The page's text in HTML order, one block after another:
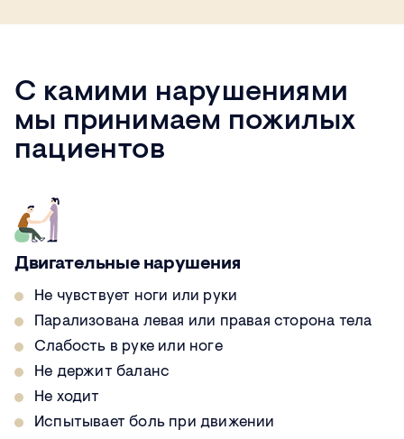
С камими нарушениями
мы принимаем пожилых
пациентов
Двигательные нарушения
Не чувствует ноги или руки
Парализована левая или правая сторона тела
Слабость в руке или ноге
Не держит баланс
Не ходит
Испытывает боль при движении